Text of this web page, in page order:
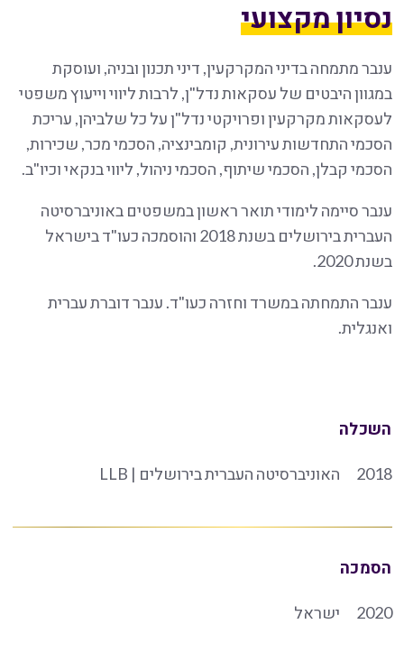
נסיון מקצועי
ענבר מתמחה בדיני המקרקעין, דיני תכנון ובניה, ועוסקת
במגוון היבטים של עסקאות נדל"ן, לרבות ליווי וייעוץ משפטי
לעסקאות מקרקעין ופרויקטי נדל"ן על כל שלביהן, עריכת
הסכמי התחדשות עירונית, קומבינציה, הסכמי מכר, שכירות,
הסכמי קבלן, הסכמי שיתוף, הסכמי ניהול, ליווי בנקאי וכיו"ב.
ענבר סיימה לימודי תואר ראשון במשפטים באוניברסיטה
העברית בירושלים בשנת 2018 והוסמכה כעו"ד בישראל
בשנת 2020.
ענבר התמחתה במשרד וחזרה כעו"ד. ענבר דוברת עברית
ואנגלית.
השכלה
2018 האוניברסיטה העברית בירושלים | LLB
הסמכה
2020 ישראל